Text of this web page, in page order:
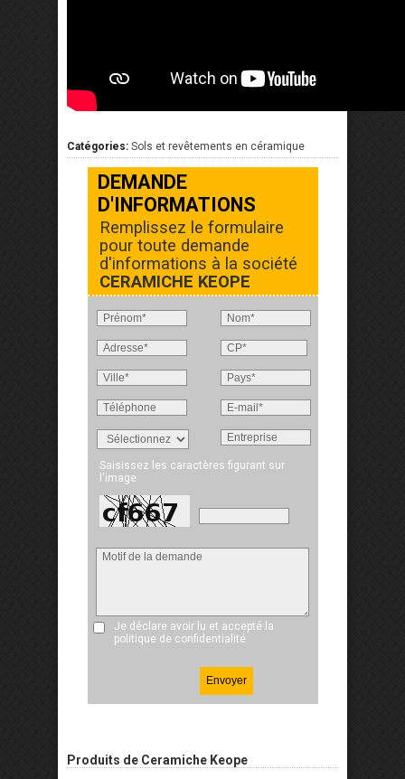
Catégories: Sols et revêtements en céramique
DEMANDE
D'INFORMATIONS
Remplissez le formulaire
pour toute demande
d'informations à la société
CERAMICHE KEOPE
Saisissez les caractères figurant sur
l'image
Je déclare avoir lu et accepté la
politique de confidentialité
Produits de Ceramiche Keope